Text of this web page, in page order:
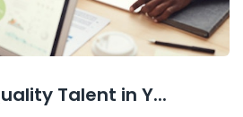
Talent in Y...